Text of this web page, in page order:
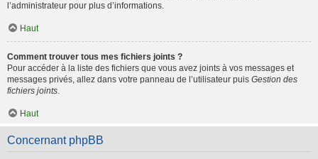
l’administrateur pour plus d’informations.
Haut
Comment trouver tous mes fichiers joints ?
Pour accéder à la liste des fichiers que vous avez joints à vos messages et
messages privés, allez dans votre panneau de l’utilisateur puis Gestion des
fichiers joints.
Haut
Concernant phpBB